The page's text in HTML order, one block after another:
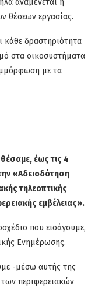
αναμένεται η
θέσεων εργασίας.
κάθε δραστηριότητα
στα οικοσυστήματα
με τα
έως τις 4
«Αδειοδότηση
τηλεοπτικής
εμβέλειας».
που εισάγουμε,
Ενημέρωσης.
-μέσω αυτής της
των περιφερειακών